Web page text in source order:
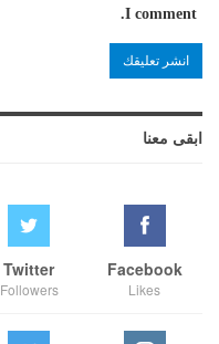
I comment.
ابقى معنا
Facebook
Likes
Twitter
Followers